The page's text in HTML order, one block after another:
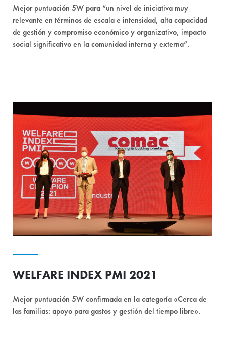
Mejor puntuación 5W para “un nivel de iniciativa muy
relevante en términos de escala e intensidad, alta capacidad
de gestión y compromiso económico y organizativo, impacto
social significativo en la comunidad interna y externa”.
WELFARE INDEX PMI 2021
Mejor puntuación 5W confirmada en la categoría «Cerca de
las familias: apoyo para gastos y gestión del tiempo libre».